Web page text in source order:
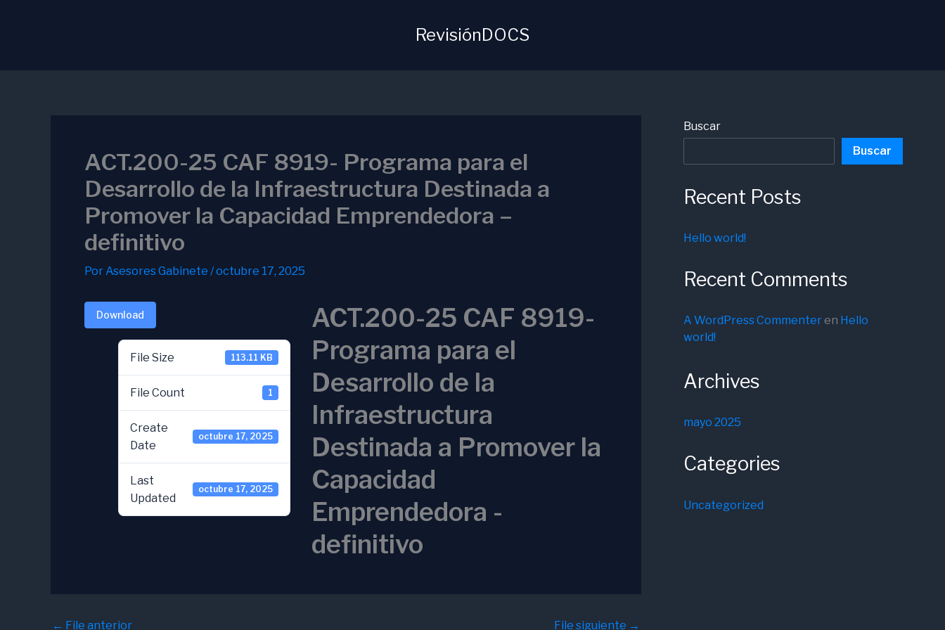
RevisiónDOCS
ACT.200-25 CAF 8919- Programa para el
Desarrollo de la Infraestructura Destinada a
Promover la Capacidad Emprendedora –
definitivo
PorAsesores Gabinete /octubre 17, 2025
Download
File Size 113.11 KB
File Count 1
Create
Date
octubre 17, 2025
Last
Updated
octubre 17, 2025
ACT.200-25 CAF 8919-
Programa para el
Desarrollo de la
Infraestructura
Destinada a Promover la
Capacidad
Emprendedora -
definitivo
← File anterior File siguiente →
Buscar
Buscar
Recent Posts
Hello world!
Recent Comments
A WordPress Commenteren Hello
world!
Archives
mayo 2025
Categories
Uncategorized